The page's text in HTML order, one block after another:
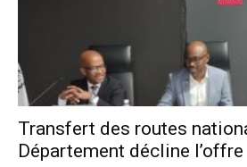
Transfert des routes
Département décline l’offre